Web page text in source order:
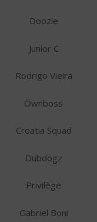
Doozie
Junior C
Rodrigo Vieira
Öwnboss
Croatia Squad
Dubdogz
Privilège
Gabriel Boni